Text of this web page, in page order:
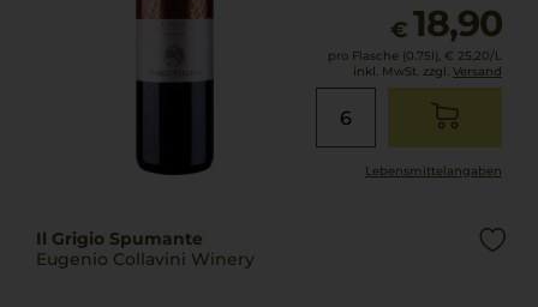
€ 18,90
pro Flasche (0.75l), € 25,20/L
inkl. MwSt. zzgl. Versand
Lebensmittel­angaben
Il Grigio Spumante
Eugenio Collavini Winery